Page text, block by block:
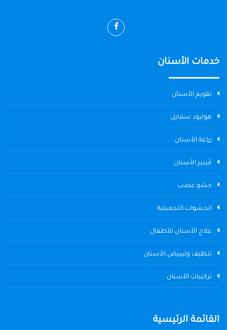
خدمات الأسنان
تقويم الأسنان
هوليود سمايل
زراعة الأسنان
ڤينير الأسنان
حشو عصب
الحشوات التجميلية
علاج الأسنان للأطفال
تنظيف وتبييض الأسنان
تركيبات الأسنان
القائمة الرئيسية